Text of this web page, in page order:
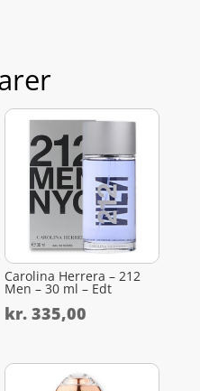
Carolina Herrera – 212
Men – 30 ml – Edt
kr. 335,00